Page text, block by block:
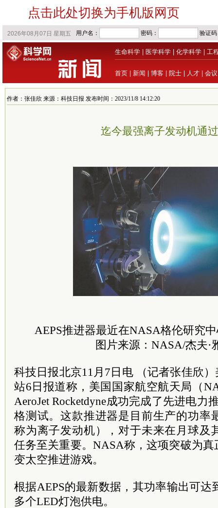
点击此处切换为手机版网页
生命科学 医学科学 化学科学 工
首页 新闻 博客 院士 人才 会议
作者：张佳欣 来源：科技日报 发布时间：2023/11/8 14:12:20
迄今最强离子发动机通
AEPS推进器最近在NASA格伦研究
图片来源：NASA/杰夫·
科技日报北京11月7日电 （记者张佳欣
站6日报道称，美国国家航空航天局（
AeroJet Rocketdyne成功完成了先进电力
格测试。这款推进器是目前生产的功率
称为离子发动机），对于未来在月球及
任务至关重要。NASA称，这项突破为
变太空推进游戏。
根据AEPS的最新数据，其功率输出可达
多个LED灯泡供电。